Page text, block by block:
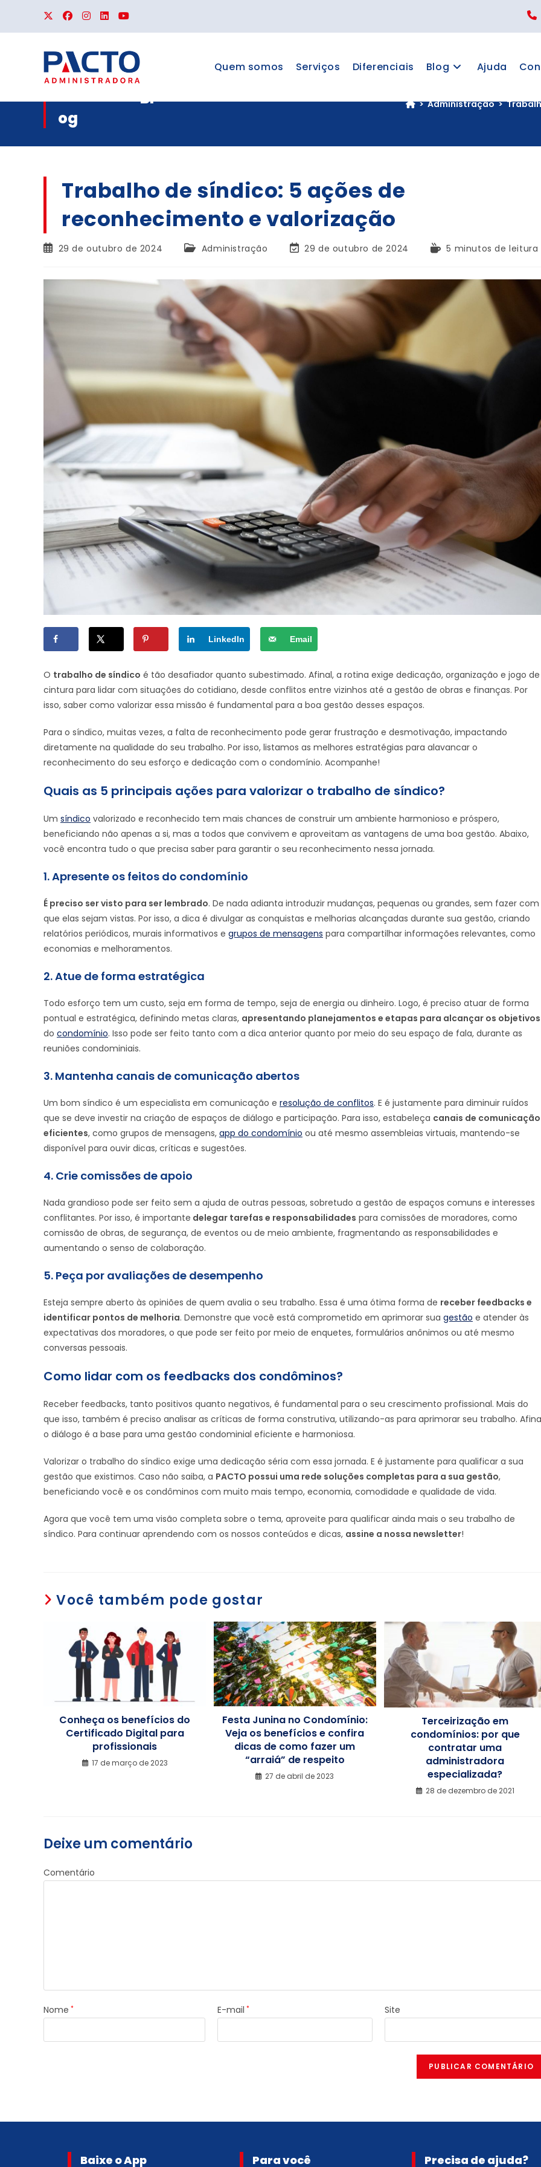
Quem somos Serviços Diferenciais Blog Ajuda
Bl
og
> Administração >
Trabalho de síndico: 5 ações de
reconhecimento e valorização
29 de outubro de 2024 Administração 29 de outubro de 2024 5 minutos de leitura
LinkedIn Email
O trabalho de síndico é tão desafiador quanto subestimado. Afinal, a rotina exige dedicação, organização e jogo de
cintura para lidar com situações do cotidiano, desde conflitos entre vizinhos até a gestão de obras e finanças. Por
isso, saber como valorizar essa missão é fundamental para a boa gestão desses espaços.
Para o síndico, muitas vezes, a falta de reconhecimento pode gerar frustração e desmotivação, impactando
diretamente na qualidade do seu trabalho. Por isso, listamos as melhores estratégias para alavancar o
reconhecimento do seu esforço e dedicação com o condomínio. Acompanhe!
Quais as 5 principais ações para valorizar o trabalho de síndico?
Um síndico valorizado e reconhecido tem mais chances de construir um ambiente harmonioso e próspero,
beneficiando não apenas a si, mas a todos que convivem e aproveitam as vantagens de uma boa gestão. Abaixo,
você encontra tudo o que precisa saber para garantir o seu reconhecimento nessa jornada.
1. Apresente os feitos do condomínio
É preciso ser visto para ser lembrado. De nada adianta introduzir mudanças, pequenas ou grandes, sem fazer com
que elas sejam vistas. Por isso, a dica é divulgar as conquistas e melhorias alcançadas durante sua gestão, criando
relatórios periódicos, murais informativos e grupos de mensagens para compartilhar informações relevantes, como
economias e melhoramentos.
2. Atue de forma estratégica
Todo esforço tem um custo, seja em forma de tempo, seja de energia ou dinheiro. Logo, é preciso atuar de forma
pontual e estratégica, definindo metas claras, apresentando planejamentos e etapas para alcançar os objetivos
do condomínio. Isso pode ser feito tanto com a dica anterior quanto por meio do seu espaço de fala, durante as
reuniões condominiais.
3. Mantenha canais de comunicação abertos
Um bom síndico é um especialista em comunicação e resolução de conflitos. E é justamente para diminuir ruídos
que se deve investir na criação de espaços de diálogo e participação. Para isso, estabeleça canais de comunicação
eficientes, como grupos de mensagens, app do condomínio ou até mesmo assembleias virtuais, mantendo-se
disponível para ouvir dicas, críticas e sugestões.
4. Crie comissões de apoio
Nada grandioso pode ser feito sem a ajuda de outras pessoas, sobretudo a gestão de espaços comuns e interesses
conflitantes. Por isso, é importante delegar tarefas e responsabilidades para comissões de moradores, como
comissão de obras, de segurança, de eventos ou de meio ambiente, fragmentando as responsabilidades e
aumentando o senso de colaboração.
5. Peça por avaliações de desempenho
Esteja sempre aberto às opiniões de quem avalia o seu trabalho. Essa é uma ótima forma de receber feedbacks e
identificar pontos de melhoria. Demonstre que você está comprometido em aprimorar sua gestão e atender às
expectativas dos moradores, o que pode ser feito por meio de enquetes, formulários anônimos ou até mesmo
conversas pessoais.
Como lidar com os feedbacks dos condôminos?
Receber feedbacks, tanto positivos quanto negativos, é fundamental para o seu crescimento profissional. Mais do
que isso, também é preciso analisar as críticas de forma construtiva, utilizando-as para aprimorar seu trabalho.
o diálogo é a base para uma gestão condominial eficiente e harmoniosa.
Valorizar o trabalho do síndico exige uma dedicação séria com essa jornada. E é justamente para qualificar a sua
gestão que existimos. Caso não saiba, a PACTO possui uma rede soluções completas para a sua gestão,
beneficiando você e os condôminos com muito mais tempo, economia, comodidade e qualidade de vida.
Agora que você tem uma visão completa sobre o tema, aproveite para qualificar ainda mais o seu trabalho de
síndico. Para continuar aprendendo com os nossos conteúdos e dicas, assine a nossa newsletter!
Você também pode gostar
Conheça os benefícios do
Certificado Digital para
profissionais
17 de março de 2023
Festa Junina no Condomínio:
Veja os benefícios e confira
dicas de como fazer um
“arraiá” de respeito
27 de abril de 2023
Terceirização em
condomínios: por que
contratar uma
administradora
especializada?
28 de dezembro de 2021
Deixe um comentário
Comentário
Nome * E-mail * Site
Baixe o App Para você Precisa de ajuda?